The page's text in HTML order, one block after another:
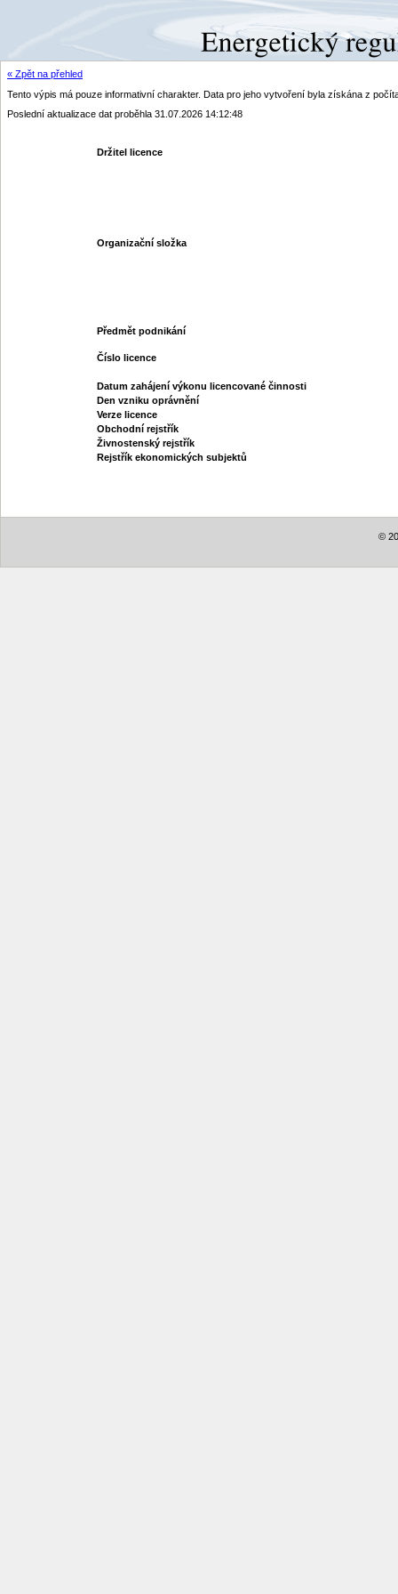
« Zpět na přehled
Tento výpis má pouze informativní charakter. Data pro jeho vytvoření byla získána z
Poslední aktualizace dat proběhla 31.07.2026 14:12:48
Držitel licence
Organizační složka
Předmět podnikání
Číslo licence
Datum zahájení výkonu licencované činnosti
Den vzniku oprávnění
Verze licence
Obchodní rejstřík
Živnostenský rejstřík
Rejstřík ekonomických subjektů
©